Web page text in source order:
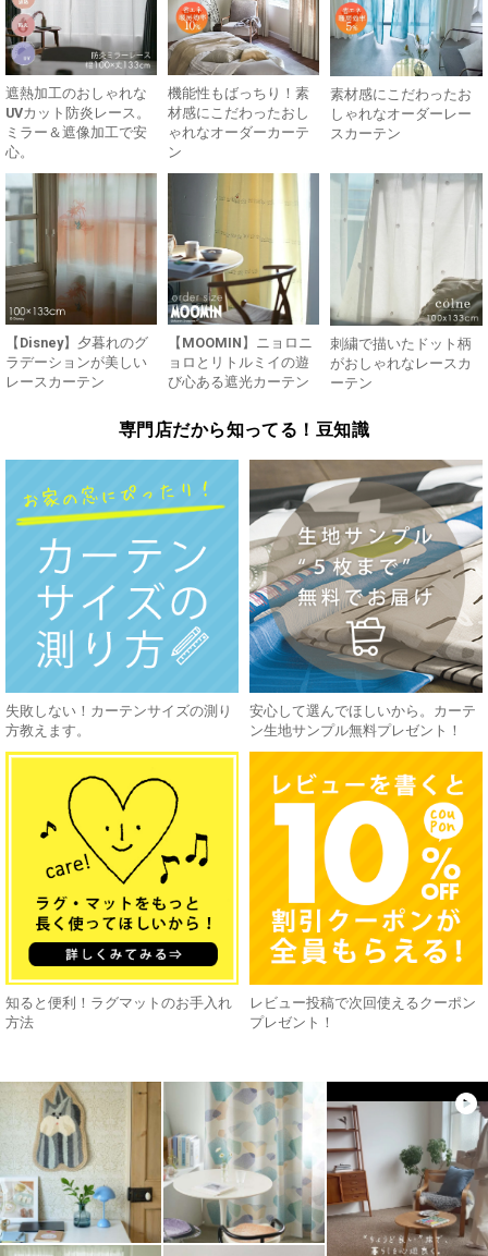
遮熱加工のおしゃれな
UVカット防炎レース。
ミラー＆遮像加工で安
心。
機能性もばっちり！素
材感にこだわったおし
ゃれなオーダーカーテ
ン
素材感にこだわったお
しゃれなオーダーレー
スカーテン
【Disney】夕暮れのグ
ラデーションが美しい
レースカーテン
【MOOMIN】ニョロニ
ョロとリトルミイの遊
び心ある遮光カーテン
刺繍で描いたドット柄
がおしゃれなレースカ
ーテン
専門店だから知ってる！豆知識
失敗しない！カーテンサイズの測り
方教えます。
安心して選んでほしいから。カーテ
ン生地サンプル無料プレゼント！
知ると便利！ラグマットのお手入れ
方法
レビュー投稿で次回使えるクーポン
プレゼント！